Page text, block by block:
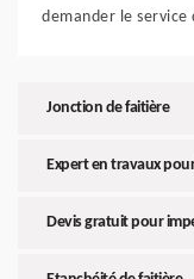
demander le
Jonction de faitière
Expert en travaux
Devis gratuit pour